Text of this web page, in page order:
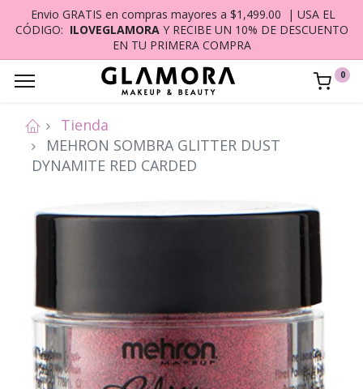
Envio GRATIS en compras mayores a $1,499.00 | USA EL
CÓDIGO: ILOVEGLAMORA Y RECIBE UN 10% DE DESCUENTO
EN TU PRIMERA COMPRA
0
Tienda
MEHRON SOMBRA GLITTER DUST
DYNAMITE RED CARDED